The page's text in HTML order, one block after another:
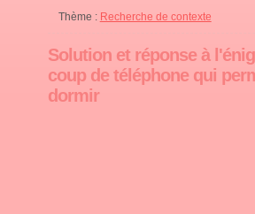
Thème : Recherche de contexte
Solution et réponse à
coup de téléphone qui
dormir